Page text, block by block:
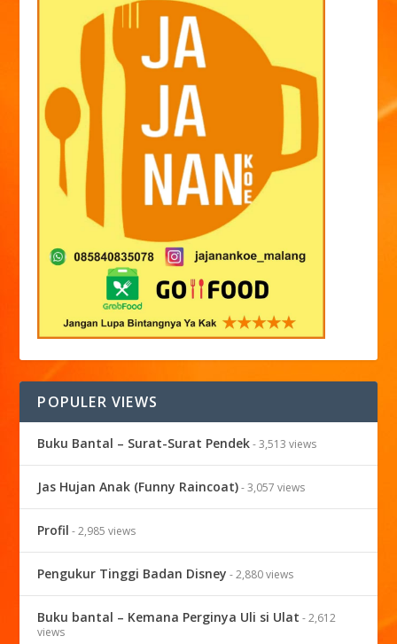
POPULER VIEWS
Buku Bantal – Surat-Surat Pendek- 3,513 views
Jas Hujan Anak (Funny Raincoat)- 3,057 views
Profil - 2,985 views
Pengukur Tinggi Badan Disney - 2,880 views
Buku bantal – Kemana Perginya Uli si Ulat - 2,612
views